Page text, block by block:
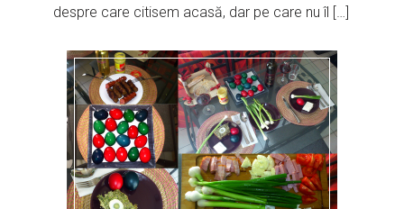
despre care citisem acasă, dar pe care nu îl […]